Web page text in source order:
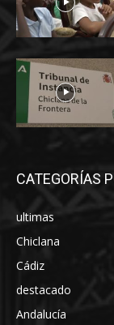
CATEGORÍAS
ultimas
Chiclana
Cádiz
destacado
Andalucía